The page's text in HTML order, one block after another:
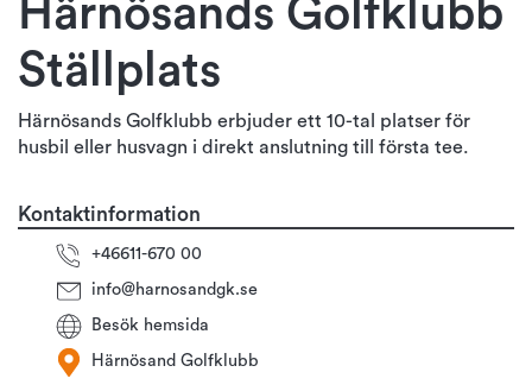
Härnösands Golfklubb
Ställplats
Härnösands Golfklubb erbjuder ett 10-tal platser för
husbil eller husvagn i direkt anslutning till första tee.
Kontaktinformation
+46611-670 00
info@harnosandgk.se
Besök hemsida
Härnösand Golfklubb